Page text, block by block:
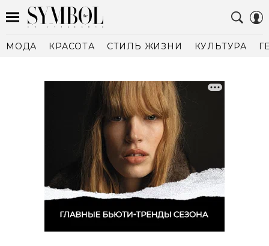
МОДА КРАСОТА СТИЛЬ ЖИЗНИ КУЛЬТУРА